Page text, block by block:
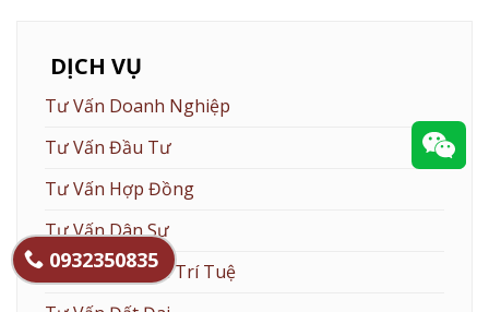
DỊCH VỤ
Tư Vấn Doanh Nghiệp
Tư Vấn Đầu Tư
Tư Vấn Hợp Đồng
Tư Vấn Dân Sự
Tư Vấn Sở Hữu Trí Tuệ
0932350835